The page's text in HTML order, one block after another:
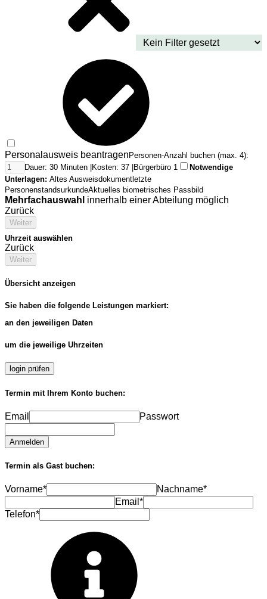
Personalausweis beantragenPersonen-Anzahl buchen (max. 4):
Dauer: 30 Minuten |Kosten: 37 |Bürgerbüro 1
Notwendige
Unterlagen: Altes Ausweisdokumentletzte
PersonenstandsurkundeAktuelles biometrisches Passbild
Mehrfachauswahl innerhalb einer Abteilung möglich
Zurück
Weiter
Uhrzeit auswählen
Zurück
Weiter
Übersicht anzeigen
Sie haben die folgende Leistungen markiert:
an den jeweiligen Daten
um die jeweilige Uhrzeiten
login prüfen
Termin mit Ihrem Konto buchen:
Email Passwort
Anmelden
Termin als Gast buchen:
Vorname*
Nachname*
Email*
Telefon*